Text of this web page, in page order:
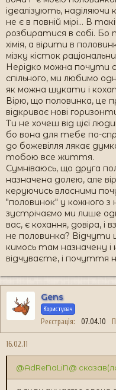
ідеалізують,
не є в повній мірі... В
розбиратися в собі. Бо
хімія, а вірити в
мізку кісток
Нерідко можна почути
спільного, ми любимо
як можна шукати і
Вірю, що половинка, це
відкриває нові
Ти не хочеш від цієї
бо вона для тебе по-
до божевілля лякає
тобою все життя.
Сумніваюсь, що друга
назначена долею, але
керуючись власними
"половинок" у кожного
зустрічаємо ми лише
вас, є кохання, довіра,
не половинка?
кимось там назначену і
відчуваєте, і почуття
Gens
Користувач
Реєстрація 07.04.10
16.02.11
@AdReNaLiN@